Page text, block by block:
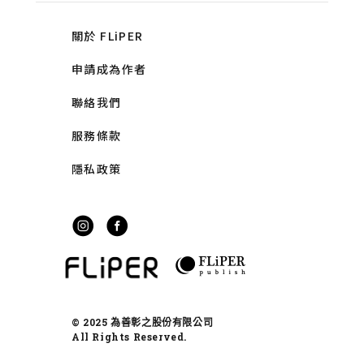
關於 FLiPER
申請成為作者
聯絡我們
服務條款
隱私政策
© 2025 為善彰之股份有限公司
All Rights Reserved.